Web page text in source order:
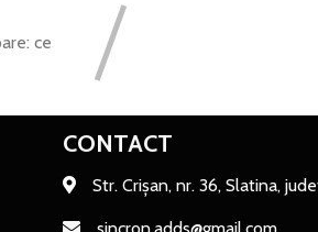
ce
CONTACT
Str. Crișan, nr. 36, Slatina,
sincron.adds@gmail.com